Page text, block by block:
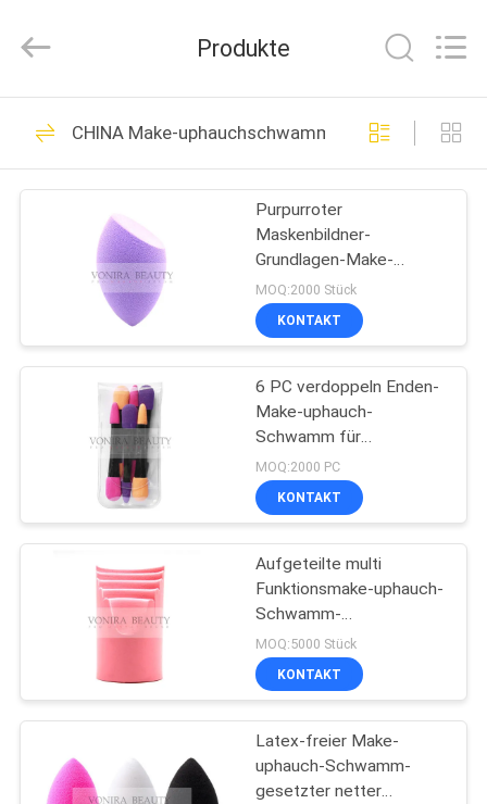
HAUS
PRODUKTE
FABRIK-
AUSFLUG
QUALITÄTSKONTROLLE
SITEMAP
PRIVACY
POLICY
Reserved.
Luxusmake-
upbürsten
99
Make-upbürsten der
hohen Qualität
142
Eigenmarkenmake-
upbürsten
167
Produkte
CHINA Make-uphauchschwamm
Purpurroter
Maskenbildner-
Grundlagen-Make-
uphauch-Schwamm für
eine perfekte baubare
Abdeckung
MOQ:2000 Stück
KONTAKT
6 PC verdoppeln Enden-
Make-uphauch-
Schwamm für
Lidschatten, Latex-freier
Schwamm
MOQ:2000 PC
KONTAKT
Aufgeteilte multi
Funktionsmake-uphauch-
Schwamm-
Mischmaschinen-
Grundlage
MOQ:5000 Stück
KONTAKT
Latex-freier Make-
uphauch-Schwamm-
gesetzter netter